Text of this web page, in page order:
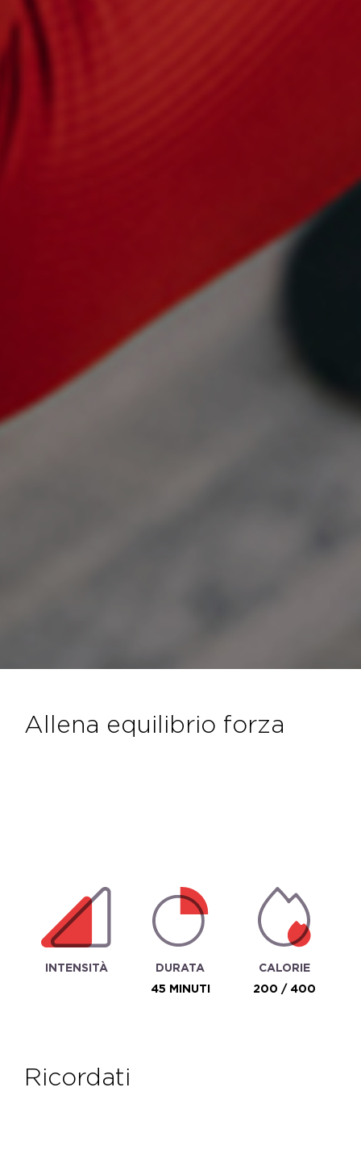
allena equilibrio forza
INTENSITÀ
DURATA
45 MINUTI
CALORIE
200 / 400
ricordati